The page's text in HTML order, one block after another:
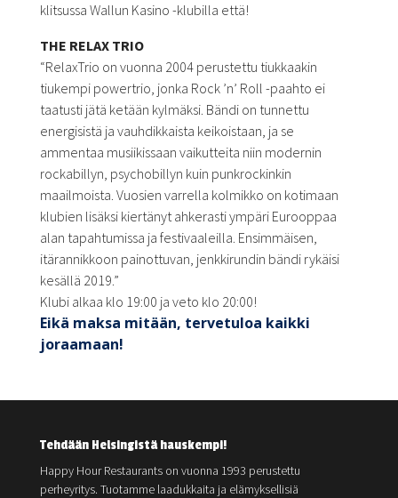
klitsussa Wallun Kasino -klubilla että!
THE RELAX TRIO
“RelaxTrio on vuonna 2004 perustettu tiukkaakin
tiukempi powertrio, jonka Rock ’n’ Roll -paahto ei
taatusti jätä ketään kylmäksi. Bändi on tunnettu
energisistä ja vauhdikkaista keikoistaan, ja se
ammentaa musiikissaan vaikutteita niin modernin
rockabillyn, psychobillyn kuin punkrockinkin
maailmoista. Vuosien varrella kolmikko on kotimaan
klubien lisäksi kiertänyt ahkerasti ympäri Eurooppaa
alan tapahtumissa ja festivaaleilla. Ensimmäisen,
itärannikkoon painottuvan, jenkkirundin bändi rykäisi
kesällä 2019.”
Klubi alkaa klo 19:00 ja veto klo 20:00!
Eikä maksa mitään, tervetuloa kaikki
joraamaan!
Tehdään Helsingistä hauskempi!
Happy Hour Restaurants on vuonna 1993 perustettu
perheyritys. Tuotamme laadukkaita ja elämyksellisiä